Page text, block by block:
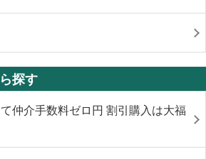
探す
仲介手数料ゼロ円 割引購入は大福